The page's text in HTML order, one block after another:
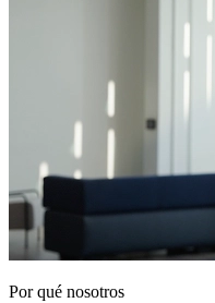
Por qué nosotros